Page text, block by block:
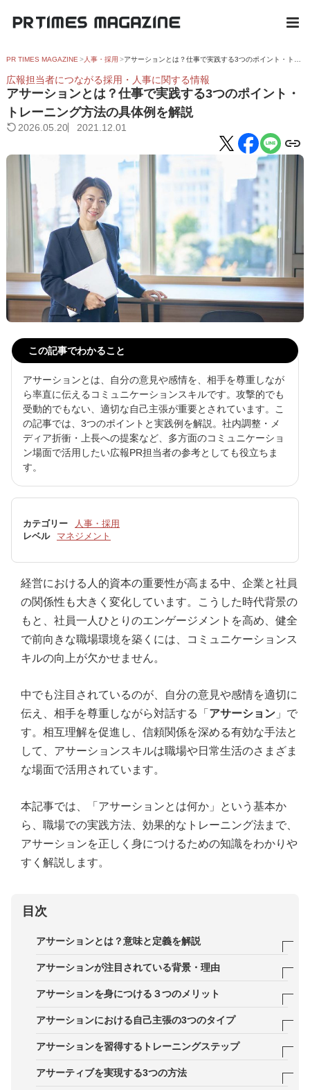
PR TIMES MAGAZINE 人事・採用
広報担当者につながる採用・人事に関する情報
アサーションとは？仕事で実践する3つのポイント・
トレーニング方法の具体例を解説
2026.05.20 2021.12.01
この記事でわかること
アサーションとは、自分の意見や感情を、相手を尊重しなが
ら率直に伝えるコミュニケーションスキルです。攻撃的でも
受動的でもない、適切な自己主張が重要とされています。こ
の記事では、3つのポイントと実践例を解説。社内調整・メ
ディア折衝・上長への提案など、多方面のコミュニケーショ
ン場面で活用したい広報PR担当者の参考としても役立ちま
す。
カテゴリー
人事・採用
レベル
マネジメント
経営における人的資本の重要性が高まる中、企業と社員
の関係性も大きく変化しています。こうした時代背景の
もと、社員一人ひとりのエンゲージメントを高め、健全
で前向きな職場環境を築くには、コミュニケーションス
キルの向上が欠かせません。
中でも注目されているのが、自分の意見や感情を適切に
伝え、相手を尊重しながら対話する「 アサーション 」で
す。相互理解を促進し、信頼関係を深める有効な手法と
して、アサーションスキルは職場や日常生活のさまざま
な場面で活用されています。
本記事では、「アサーションとは何か」という基本か
ら、職場での実践方法、効果的なトレーニング法まで、
アサーションを正しく身につけるための知識をわかりや
すく解説します。
目次
アサーションとは？意味と定義を解説
アサーションが生まれた背景
アサーションと似た言葉の違い
アサーションが注目されている背景・理由
心理的安全性と1on1の普及で「伝え方」が成果に
ダイバーシティ推進で「意見の違い」を前提にする
必要が増えた
リモート・チャット中心で誤解が増え、意図の明文
アサーションを身につける３つのメリット
メリット1．自身を表現できる
メリット2．相手を大切にし、信頼関係を築ける
メリット3．コミュニケーションリスクを回避でき
アサーションにおける自己主張の3つのタイプ
1．攻撃的な表現をしがちな「アグレッシブ」
2．自己表現が苦手な「ノン・アサーティブ」
アサーションを習得するトレーニングステップ
STEP1．自己スタイルの診断と理解
アサーティブを実現する3つの方法